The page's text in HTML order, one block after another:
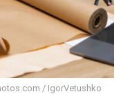
/ IgorVetushko